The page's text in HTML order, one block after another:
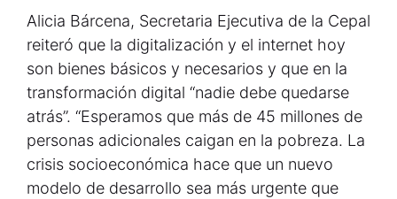
Alicia Bárcena, Secretaria Ejecutiva de la Cepal
reiteró que la digitalización y el internet hoy
son bienes básicos y necesarios y que en la
transformación digital “nadie debe quedarse
atrás”. “Esperamos que más de 45 millones de
personas adicionales caigan en la pobreza. La
crisis socioeconómica hace que un nuevo
modelo de desarrollo sea más urgente que